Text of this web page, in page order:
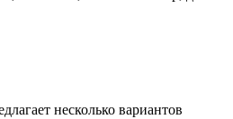
несколько вариантов